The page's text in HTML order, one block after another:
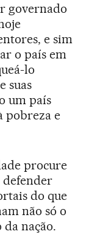
governado
e sim
o país em
lo
suas
um país
pobreza e
procure
defender
do que
não só o
nação.